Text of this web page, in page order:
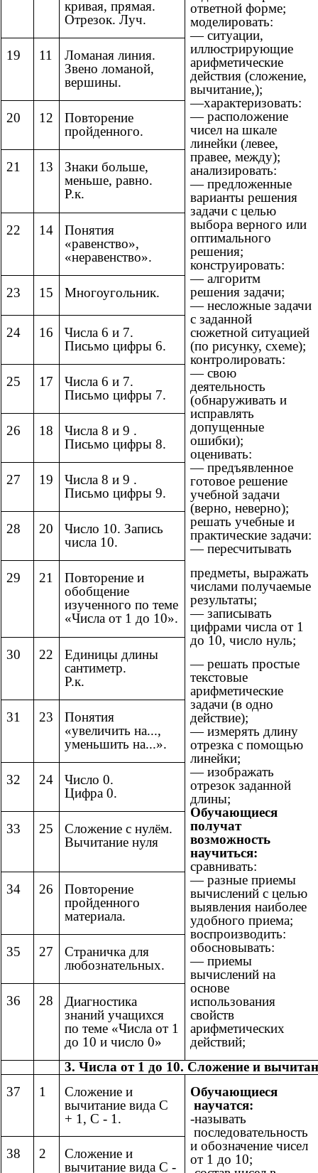
ответной форме;
моделировать:
— ситуации,
иллюстрирующие
арифметические
действия (сложение,
вычитание,);
—характеризовать:
— расположение
чисел на шкале
линейки (левее,
правее, между);
анализировать:
— предложенные
варианты решения
задачи с целью
выбора верного или
оптимального
решения;
конструировать:
— алгоритм
решения задачи;
— несложные задачи
с заданной
сюжетной ситуацией
(по рисунку, схеме);
контролировать:
— свою
деятельность
(обнаруживать и
исправлять
допущенные
ошибки);
оценивать:
— предъявленное
готовое решение
учебной задачи
(верно, неверно);
решать учебные и
практические задачи:
— пересчитывать
предметы, выражать
числами получаемые
результаты;
— записывать
цифрами числа от 1
до 10, число нуль;
— решать простые
текстовые
арифметические
задачи (в одно
действие);
— измерять длину
отрезка с помощью
линейки;
— изображать
отрезок заданной
длины;
Обучающиеся
получат
возможность
научиться:
сравнивать:
— разные приемы
вычислений с целью
выявления наиболее
удобного приема;
воспроизводить:
обосновывать:
— приемы
вычислений на
основе
использования
свойств
арифметических
действий;
кривая, прямая.
Отрезок. Луч.
19 11
Ломаная линия.
Звено ломаной,
вершины.
20 12
Повторение
пройденного.
21 13
Знаки больше,
меньше, равно.
Р.к.
22 14
Понятия
«равенство»,
«неравенство».
23 15 Многоугольник.
24 16
Числа 6 и 7.
Письмо цифры 6.
25 17
Числа 6 и 7.
Письмо цифры 7.
26 18
Числа 8 и 9 .
Письмо цифры 8.
27 19
Числа 8 и 9 .
Письмо цифры 9.
28 20
Число 10. Запись
числа 10.
29 21
Повторение и
обобщение
изученного по теме
«Числа от 1 до 10».
30 22
Единицы длины
сантиметр.
Р.к.
31 23
Понятия
«увеличить на...,
уменьшить на...».
32 24
Число 0.
Цифра 0.
33 25
Сложение с нулём.
Вычитание нуля
34 26
Повторение
пройденного
материала.
35 27
Страничка для
любознательных.
36 28
Диагностика
знаний учащихся
по теме «Числа от 1
до 10 и число 0»
3. Числа от 1 до 10. Сложение и
37
1
Сложение и
вычитание вида С
+ 1, С - 1.
Обучающиеся
научатся:
-называть
последовательность
и обозначение чисел
от 1 до 10;
38 2
Сложение и
вычитание вида С -